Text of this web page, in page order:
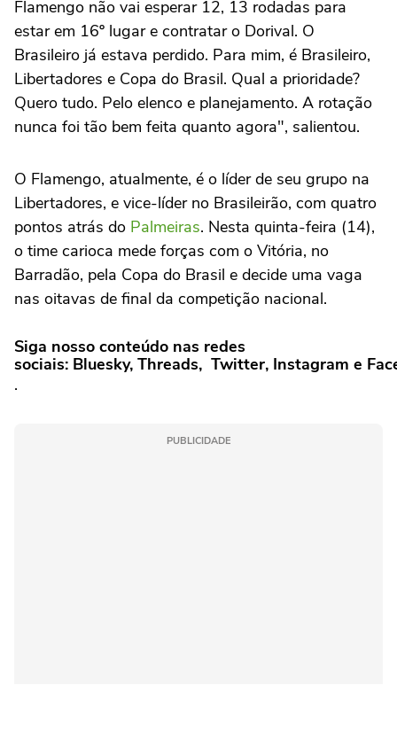
Flamengo não vai esperar 12, 13 rodadas para
estar em 16º lugar e contratar o Dorival. O
Brasileiro já estava perdido. Para mim, é Brasileiro,
Libertadores e Copa do Brasil. Qual a prioridade?
Quero tudo. Pelo elenco e planejamento. A rotação
nunca foi tão bem feita quanto agora", salientou.
O Flamengo, atualmente, é o líder de seu grupo na
Libertadores, e vice-líder no Brasileirão, com quatro
pontos atrás do Palmeiras. Nesta quinta-feira (14),
o time carioca mede forças com o Vitória, no
Barradão, pela Copa do Brasil e decide uma vaga
nas oitavas de final da competição nacional.
Siga nosso conteúdo nas redes
sociais: Bluesky, Threads, Twitter, Instagram e
.
PUBLICIDADE